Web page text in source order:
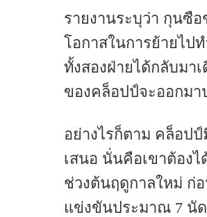
รายงานระบุว่า กุนซื
โอกาสในการย้ายไป
ทั้งสองฝ่ายได้กลับมา
ของคล็อปป์จะออกมา
อย่างไรก็ตาม คล็อป
เสนอ นั่นคือเขาต้อง
ช่วงต้นฤดูกาลใหม่ ก่
แข่งขันประมาณ 7 นัด